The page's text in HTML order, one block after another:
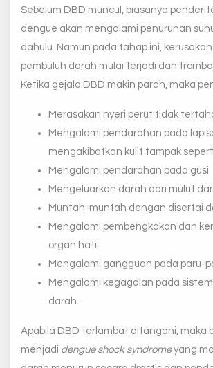
Sebelum DBD muncul, biasanya
dengue akan mengalami penurunan
dahulu. Namun pada tahap ini,
pembuluh darah mulai terjadi dan
Ketika gejala DBD makin parah, maka
Merasakan nyeri perut tidak
Mengalami pendarahan pada
mengakibatkan kulit tampak
Mengalami pendarahan pada gusi.
Mengeluarkan darah dari mulut
Muntah-muntah dengan disertai
Mengalami pembengkakan dan
organ hati.
Mengalami gangguan pada paru-
Mengalami kegagalan pada
darah.
Apabila DBD terlambat ditangani, maka
menjadi dengue shock syndromeyang